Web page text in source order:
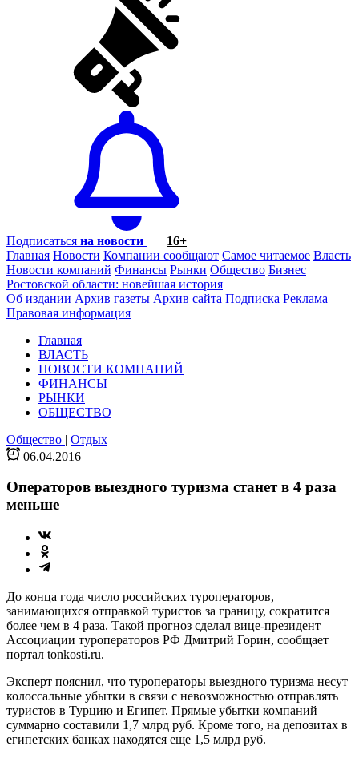
Подписаться на новости
16+
Главная Новости Компании сообщают Самое читаемое Власть
Новости компаний Финансы Рынки Общество Бизнес
Ростовской области: новейшая история
Об издании Архив газеты Архив сайта Подписка Реклама
Правовая информация
Главная
ВЛАСТЬ
НОВОСТИ КОМПАНИЙ
ФИНАНСЫ
РЫНКИ
ОБЩЕСТВО
Общество | Отдых
06.04.2016
Операторов выездного туризма станет в 4 раза
меньше
До конца года число российских тур­операторов,
занимающихся отправкой туристов за границу, сократится
более чем в 4 раза. Такой прогноз сделал вице-президент
Ассоциации туроператоров РФ Дмитрий Горин, сообщает
портал tonkosti.ru.
Эксперт пояснил, что туроператоры выездного туризма несут
колоссальные убытки в связи с невозможностью отправлять
туристов в Турцию и Египет. Прямые убытки компаний
суммарно составили 1,7 млрд руб. Кроме того, на депозитах в
египетских банках находятся еще 1,5 млрд руб.